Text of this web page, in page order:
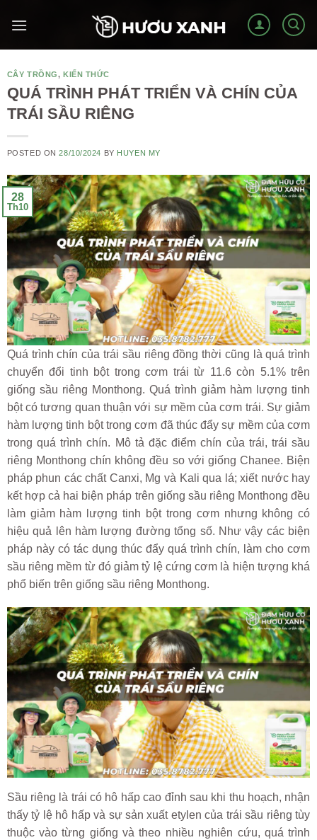
CÂY TRỒNG, KIẾN THỨC
QUÁ TRÌNH PHÁT TRIỂN VÀ CHÍN CỦA
TRÁI SẦU RIÊNG
POSTED ON28/10/2024 BY HUYEN MY
28
Th10
Quá trình chín của trái sầu riêng đồng thời cũng là quá trình
chuyển đổi tinh bột trong cơm trái từ 11.6 còn 5.1% trên
giống sầu riêng Monthong. Quá trình giảm hàm lượng tinh
bột có tương quan thuận với sự mềm của cơm trái. Sự giảm
hàm lượng tinh bột trong cơm đã thúc đẩy sự mềm của cơm
trong quá trình chín. Mô tả đặc điểm chín của trái, trái sầu
riêng Monthong chín không đều so với giống Chanee. Biện
pháp phun các chất Canxi, Mg và Kali qua lá; xiết nước hay
kết hợp cả hai biện pháp trên giống sầu riêng Monthong đều
làm giảm hàm lượng tinh bột trong cơm nhưng không có
hiệu quả lên hàm lượng đường tổng số. Như vậy các biện
pháp này có tác dụng thúc đẩy quá trình chín, làm cho cơm
sầu riêng mềm từ đó giảm tỷ lệ cứng cơm là hiện tượng khá
phổ biến trên giống sầu riêng Monthong.
Sầu riêng là trái có hô hấp cao đỉnh sau khi thu hoạch, nhận
thấy tỷ lệ hô hấp và sự sản xuất etylen của trái sầu riêng tùy
thuộc vào từng giống và theo nhiều nghiên cứu, quá trình